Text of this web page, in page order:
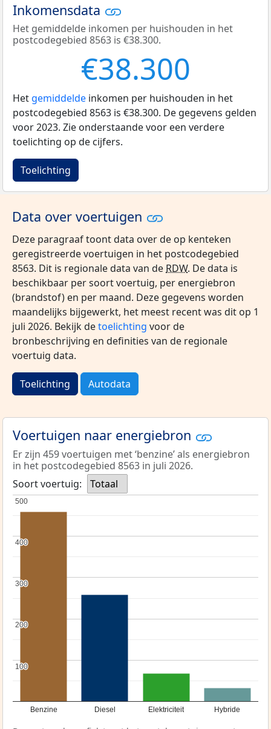
Inkomensdata
Het gemiddelde inkomen per huishouden in het
postcodegebied 8563 is €38.300.
€38.300
Het gemiddelde inkomen per huishouden in het
postcodegebied 8563 is €38.300. De gegevens gelden
voor 2023. Zie onderstaande voor een verdere
toelichting op de cijfers.
Toelichting
Data over voertuigen
Deze paragraaf toont data over de op kenteken
geregistreerde voertuigen in het postcodegebied
8563. Dit is regionale data van de RDW. De data is
beschikbaar per soort voertuig, per energiebron
(brandstof) en per maand. Deze gegevens worden
maandelijks bijgewerkt, het meest recent was dit op 1
juli 2026. Bekijk detoelichting voor de
bronbeschrijving en definities van de regionale
voertuig data.
Toelichting Autodata
Voertuigen naar energiebron
Er zijn 459 voertuigen met ‘benzine’ als energiebron
in het postcodegebied 8563 in juli 2026.
Soort voertuig:
Totaal
Benzine Diesel Elektriciteit Hybride
100
100
200
200
300
300
400
400
500
500